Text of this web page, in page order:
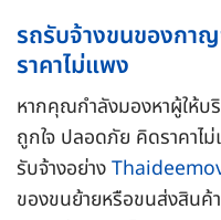
รถรับจ้างขนของกา
ราคาไม่แพง
หากคุณกำลังมองหาผู้ให้บ
ถูกใจ ปลอดภัย คิดราคาไ
รับจ้างอย่าง
ของขนย้ายหรือขนส่งสินค้